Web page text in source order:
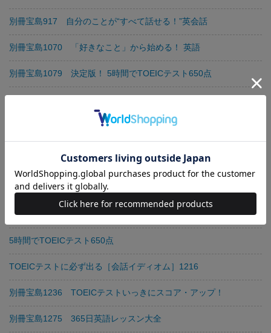
別冊宝島917 自分のことが“すべて話せる！”英会話
別冊宝島1070 「好きなこと」から始める！ 英語
別冊宝島1079 決定版！ 5時間でTOEICテスト650点
別冊宝島1124 使える！ 英語 超・速効「単語は耳でつかむ」改訂
別冊宝島 増補・改訂版 英語で“なんて”言うんだろう!? 付録CD付
英単語スーパー“語源”記憶術
別冊宝島1204 5時間で「英文法」いっきにやり直し！
5時間でTOEICテスト650点
TOEICテストに必ず出る［会話イディオム］1216
別冊宝島1236 TOEICテストいっきにスコア・アップ！
別冊宝島1275 365日英語レッスン大全